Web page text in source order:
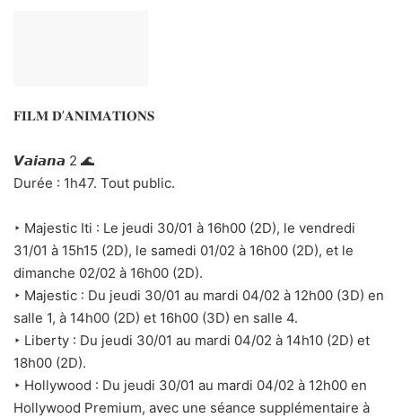
𝐅𝐈𝐋𝐌 𝐃’𝐀𝐍𝐈𝐌𝐀𝐓𝐈𝐎𝐍𝐒
𝙑𝙖𝙞𝙖𝙣𝙖 2 🌊
Durée : 1h47. Tout public.
‣ Majestic Iti : Le jeudi 30/01 à 16h00 (2D), le vendredi
31/01 à 15h15 (2D), le samedi 01/02 à 16h00 (2D), et le
dimanche 02/02 à 16h00 (2D).
‣ Majestic : Du jeudi 30/01 au mardi 04/02 à 12h00 (3D) en
salle 1, à 14h00 (2D) et 16h00 (3D) en salle 4.
‣ Liberty : Du jeudi 30/01 au mardi 04/02 à 14h10 (2D) et
18h00 (2D).
‣ Hollywood : Du jeudi 30/01 au mardi 04/02 à 12h00 en
Hollywood Premium, avec une séance supplémentaire à